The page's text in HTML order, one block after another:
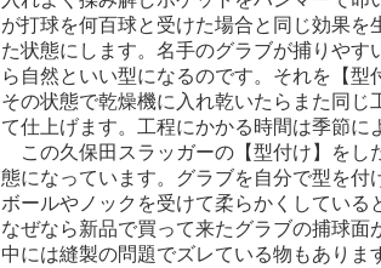
が打球を何百球と受けた場合と同じ効果
た状態にします。名手のグラブが捕りや
ら自然といい型になるのです。それを【
その状態で乾燥機に入れ乾いたらまた同
て仕上げます。工程にかかる時間は季節
この久保田スラッガーの【型付け】をし
態になっています。グラブを自分で型を
ボールやノックを受けて柔らかくしてい
なぜなら新品で買って来たグラブの捕球
中には縫製の問題でズレている物もあり